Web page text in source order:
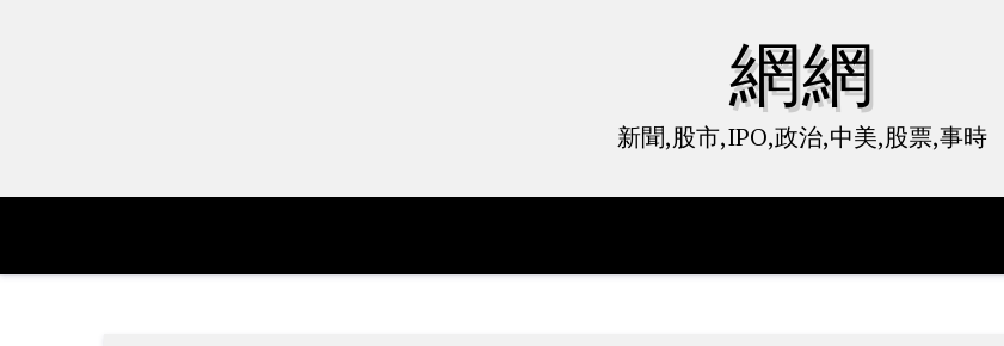
網網
新聞,股市,IPO,政治,中美,股票,事時